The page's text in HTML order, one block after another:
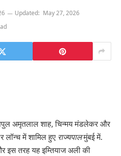
Updated: May 27, 2026
अमृतलाल शाह, चिन्मय मंडलेकर और
में शामिल हुए राज्यपालमुंबई में.
इस तरह यह इम्तियाज अली की